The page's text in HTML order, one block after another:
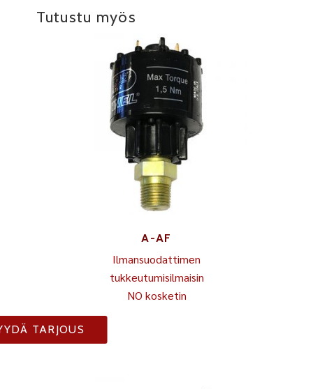
Tutustu myös
A-AF
Ilmansuodattimen
tukkeutumisilmaisin
NO kosketin
TARJOUS